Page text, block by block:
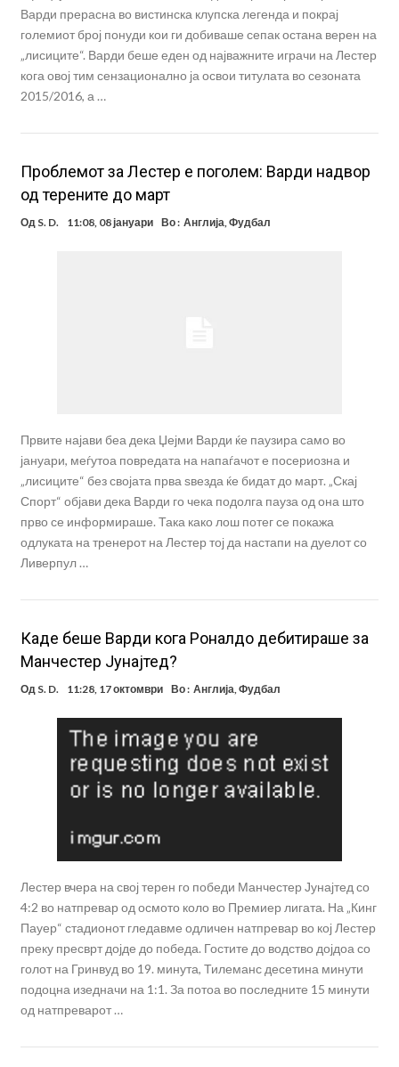
Варди прерасна во вистинска клупска легенда и покрај
големиот број понуди кои ги добиваше сепак остана верен на
„лисиците“. Варди беше еден од најважните играчи на Лестер
кога овој тим сензационално ја освои титулата во сезоната
2015/2016, а …
Проблемот за Лестер е поголем: Варди надвор
од терените до март
Од S. D. 11:08, 08 јануари Во : Англија Фудбал
Првите најави беа дека Џејми Варди ќе паузира само во
јануари, меѓутоа повредата на напаѓачот е посериозна и
„лисиците“ без својата прва ѕвезда ќе бидат до март. „Скај
Спорт“ објави дека Варди го чека подолга пауза од она што
прво се информираше. Така како лош потег се покажа
одлуката на тренерот на Лестер тој да настапи на дуелот со
Ливерпул …
Каде беше Варди кога Роналдо дебитираше за
Манчестер Јунајтед?
Од S. D. 11:28, 17 октомври Во : Англија,Фудбал
Лестер вчера на свој терен го победи Манчестер Јунајтед со
4:2 во натпревар од осмото коло во Премиер лигата. На „Кинг
Пауер“ стадионот гледавме одличен натпревар во кој Лестер
преку пресврт дојде до победа. Гостите до водство дојдоа со
голот на Гринвуд во 19. минута, Тилеманс десетина минути
подоцна изедначи на 1:1. За потоа во последните 15 минути
од натпреварот …